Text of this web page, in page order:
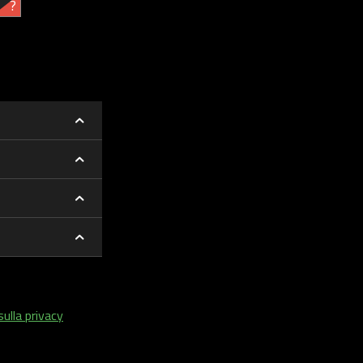
?
privacy